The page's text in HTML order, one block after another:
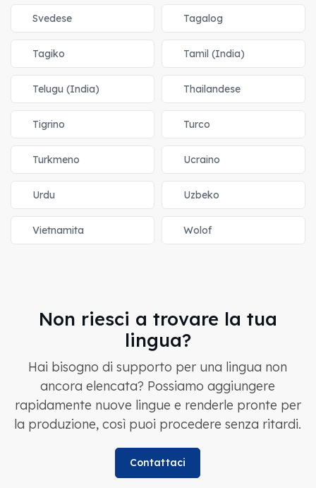
Svedese Tagalog
Tagiko Tamil (India)
Telugu (India) Thailandese
Tigrino Turco
Turkmeno Ucraino
Urdu Uzbeko
Vietnamita Wolof
Non riesci a trovare la tua
lingua?
Hai bisogno di supporto per una lingua non
ancora elencata? Possiamo aggiungere
rapidamente nuove lingue e renderle pronte per
la produzione, così puoi procedere senza ritardi.
Contattaci